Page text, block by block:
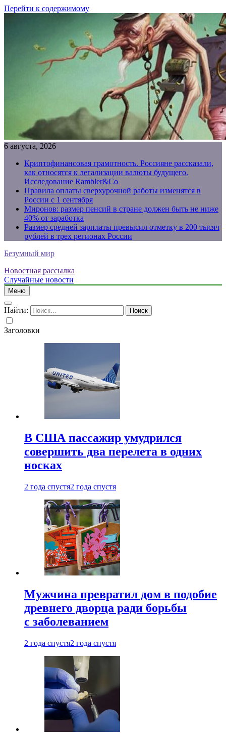
Перейти к содержимому
6 августа, 2026
Криптофинансовая грамотность. Россияне рассказали,
как относятся к легализации валюты будущего.
Исследование Rambler&Co
Правила оплаты сверхурочной работы изменятся в
России с 1 сентября
Миронов: размер пенсий в стране должен быть не ниже
40% от заработка
Размер средней зарплаты превысил отметку в 200 тысяч
рублей в трех регионах России
Безумный мир
Новостная рассылка
Случайные новости
Меню
Найти:
Заголовки
В США пассажир умудрился
совершить два перелета в одних
носках
2 года спустя2 года спустя
Мужчина превратил дом в подобие
древнего дворца ради борьбы
с заболеванием
2 года спустя2 года спустя